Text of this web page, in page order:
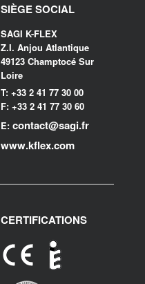
SIÈGE SOCIAL
SAGI K-FLEX
Z.I. Anjou Atlantique
49123 Champtocé Sur
Loire
T: +33 2 41 77 30 00
F: +33 2 41 77 30 60
E: contact@sagi.fr
www.kflex.com
CERTIFICATIONS